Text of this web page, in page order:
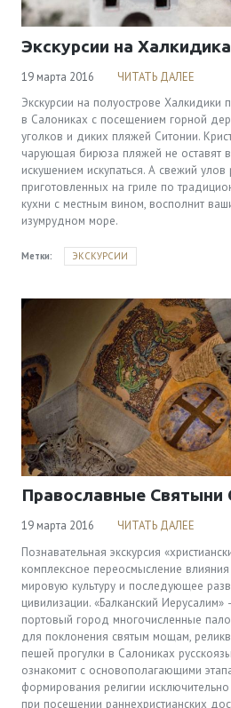
Экскурсии на
19 марта 2016
ЧИТАТЬ ДАЛЕЕ
Экскурсии на полуострове Халкидики
в Салониках с посещением горной
уголков и диких пляжей Ситонии.
чарующая бирюза пляжей не оставят
искушением искупаться. А свежий
приготовленных на гриле по
кухни с местным вином, восполнит
изумрудном море.
Метки: ЭКСКУРСИИ
Православные Святыни
19 марта 2016
ЧИТАТЬ ДАЛЕЕ
Познавательная экскурсия
комплексное переосмысление влияния
мировую культуру и последующее
цивилизации. «Балканский Иерусалим»
портовый город многочисленные
для поклонения святым мощам,
пешей прогулки в Салониках
ознакомит с основополагающими
формирования религии исключительно
при посещении раннехристианских